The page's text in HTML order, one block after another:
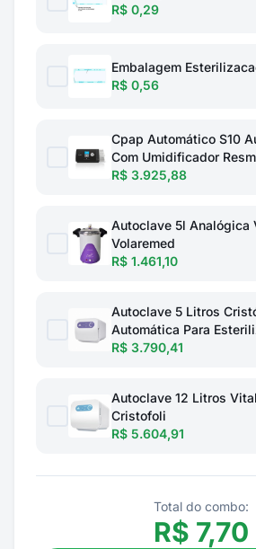
R$ 0,29
Embalagem
R$ 0,56
Cpap Automático S10
Com Umidificador
R$ 3.925,88
Autoclave 5l Analógica
Volaremed
R$ 1.461,10
Autoclave 5 Litros
Automática Para
R$ 3.790,41
Autoclave 12 Litros
Cristofoli
R$ 5.604,91
Total do combo:
R$ 7,70